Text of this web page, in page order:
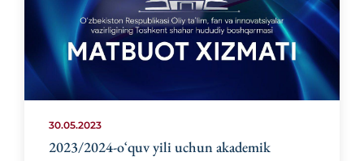
30.05.2023
2023/2024-oʻquv yili uchun akademik